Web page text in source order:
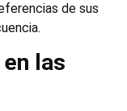
de sus
las